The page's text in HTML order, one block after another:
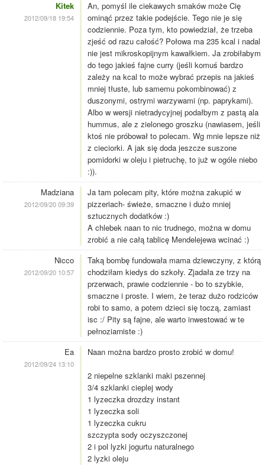
Kitek
2012/09/18 19:54
An, pomyśl ile ciekawych smaków może Cię
ominąć przez takie podejście. Tego nie je się
codziennie. Poza tym, kto powiedział, że trzeba
zjeść od razu całość? Połowa ma 235 kcal i nadal
nie jest mikroskopijnym kawałkiem. Ja zrobiłabym
do tego jakieś fajne curry (jeśli komuś bardzo
zależy na kcal to może wybrać przepis na jakieś
mniej tłuste, lub samemu pokombinować) z
duszonymi, ostrymi warzywami (np. paprykami).
Albo w wersji nietradycyjnej podałbym z pastą ala
hummus, ale z zielonego groszku (nawiasem, jeśli
ktoś nie próbował to polecam. Wg mnie lepsze niż
z cieciorki. A jak się doda jeszcze suszone
pomidorki w oleju i pietruchę, to już w ogóle niebo
:)).
Madziana
2012/09/20 09:39
Ja tam polecam pity, które można zakupić w
pizzeriach- świeże, smaczne i dużo mniej
sztucznych dodatków :)
A chlebek naan to nic trudnego, można w domu
zrobić a nie całą tablicę Mendelejewa wcinać :)
Nicco
2012/09/20 10:57
Taką bombę fundowała mama dziewczyny, z którą
chodziłam kiedys do szkoły. Zjadała ze trzy na
przerwach, prawie codziennie - bo to szybkie,
smaczne i proste. I wiem, że teraz dużo rodziców
robi to samo, a potem dzieci się toczą, zamiast
isc :/ Pity są fajne, ale warto inwestować w te
pełnoziarniste :)
Ea
2012/09/24 13:10
Naan można bardzo prosto zrobić w domu!
2 niepelne szklanki maki pszennej
3/4 szklanki cieplej wody
1 lyzeczka drozdzy instant
1 lyzeczka soli
1 lyzeczka cukru
szczypta sody oczyszczonej
2 i pol lyzki jogurtu naturalnego
2 lyzki oleju